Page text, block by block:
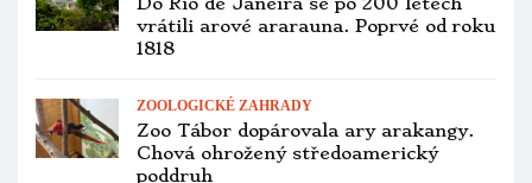
stačí tekutiny z potravy? Fotopast
rozlouskla vědecký oříšek
Kdo bude rozhodovat o novém řediteli
pražské zoo? Představujeme
výběrovou komisi